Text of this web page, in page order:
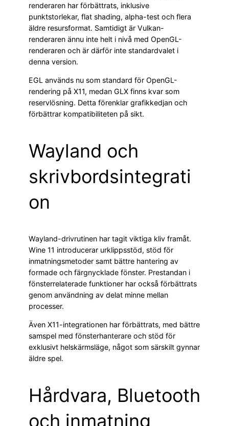
renderaren har förbättrats, inklusive
punktstorlekar, flat shading, alpha-test och flera
äldre resursformat. Samtidigt är Vulkan-
renderaren ännu inte helt i nivå med OpenGL-
renderaren och är därför inte standardvalet i
denna version.
EGL används nu som standard för OpenGL-
rendering på X11, medan GLX finns kvar som
reservlösning. Detta förenklar grafikkedjan och
förbättrar kompatibiliteten på sikt.
Wayland och
skrivbordsintegrati
on
Wayland-drivrutinen har tagit viktiga kliv framåt.
Wine 11 introducerar urklippsstöd, stöd för
inmatningsmetoder samt bättre hantering av
formade och färgnycklade fönster. Prestandan i
fönsterrelaterade funktioner har också förbättrats
genom användning av delat minne mellan
processer.
Även X11-integrationen har förbättrats, med bättre
samspel med fönsterhanterare och stöd för
exklusivt helskärmsläge, något som särskilt gynnar
äldre spel.
Hårdvara, Bluetooth
och inmatning